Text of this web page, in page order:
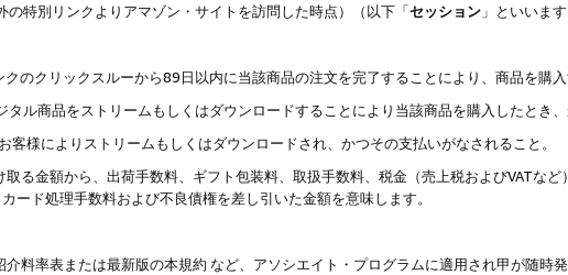
特別リンクよりアマゾン・サイトを訪問した時点）（以下「セッション 」といいます
のクリックスルーから89日以内に当該商品の注文を完了することにより、商品を購
ル商品をストリームもしくはダウンロードすることにより当該商品を購入したとき、
様によりストリームもしくはダウンロードされ、かつその支払いがなされること。
取る金額から、出荷手数料、ギフト包装料、取扱手数料、税金（売上税およびVATなど
ード処理手数料および不良債権を差し引いた金額を意味します。
料率表または最新版の本規約 など、アソシエイト・プログラムに適用され甲が随時